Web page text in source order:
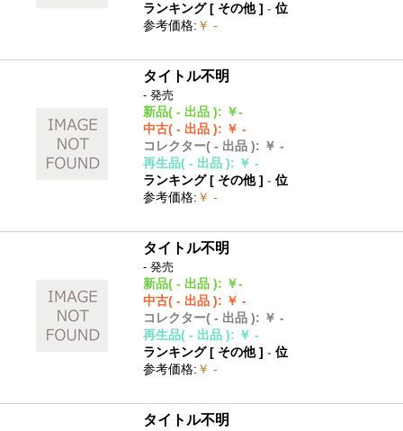
ランキング [ その他]- 位
参考価格: ￥ -
タイトル不明
- 発売
新品( - 出品 ): ￥-
中古( - 出品 ): ￥ -
コレクター( - 出品 ): ￥ -
再生品( - 出品 ): ￥ -
ランキング [ その他]- 位
参考価格: ￥ -
タイトル不明
- 発売
新品( - 出品 ): ￥-
中古( - 出品 ): ￥ -
コレクター( - 出品 ): ￥ -
再生品( - 出品 ): ￥ -
ランキング [ その他]- 位
参考価格: ￥ -
タイトル不明